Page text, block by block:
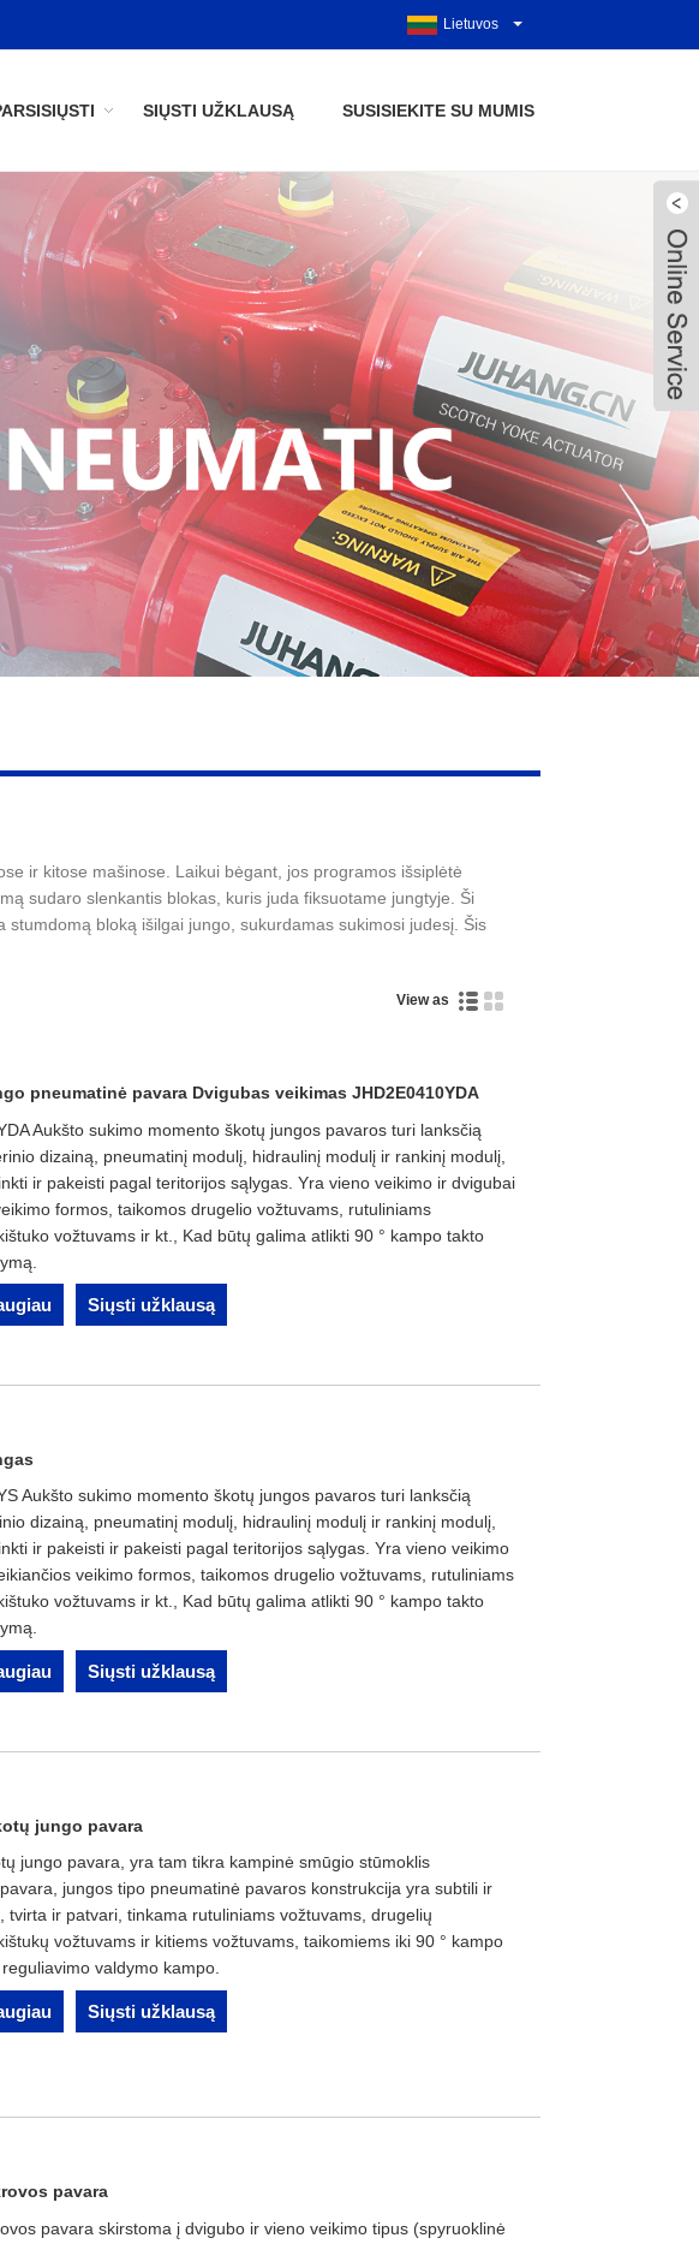
Lietuvos
SIŲSTI UŽKLAUSĄ SUSISIEKITE SU MUMIS
ir kitose mašinose. Laikui bėgant, jos programos išsiplėtė
sudaro slenkantis blokas, kuris juda fiksuotame jungtyje. Ši
bloką išilgai jungo, sukurdamas sukimosi judesį. Šis
View as
pneumatinė pavara Dvigubas veikimas JHD2E0410YDA
Aukšto sukimo momento škotų jungos pavaros turi lanksčią
dizainą, pneumatinį modulį, hidraulinį modulį ir rankinį modulį,
ir pakeisti pagal teritorijos sąlygas. Yra vieno veikimo ir dvigubai
formos, taikomos drugelio vožtuvams, rutuliniams
vožtuvams ir kt., Kad būtų galima atlikti 90 ° kampo takto
Siųsti užklausą
Aukšto sukimo momento škotų jungos pavaros turi lanksčią
dizainą, pneumatinį modulį, hidraulinį modulį ir rankinį modulį,
ir pakeisti ir pakeisti pagal teritorijos sąlygas. Yra vieno veikimo
veikimo formos, taikomos drugelio vožtuvams, rutuliniams
vožtuvams ir kt., Kad būtų galima atlikti 90 ° kampo takto
Siųsti užklausą
jungo pavara
jungo pavara, yra tam tikra kampinė smūgio stūmoklis
jungos tipo pneumatinė pavaros konstrukcija yra subtili ir
tvirta ir patvari, tinkama rutuliniams vožtuvams, drugelių
vožtuvams ir kitiems vožtuvams, taikomiems iki 90 ° kampo
valdymo kampo.
Siųsti užklausą
pavara
pavara skirstoma į dvigubo ir vieno veikimo tipus (spyruoklinė